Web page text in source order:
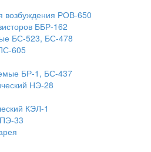
возбуждения РОВ-650
ББР-162
БС-523, БС-478
605
БР-1, БС-437
НЭ-28
КЭЛ-1
33